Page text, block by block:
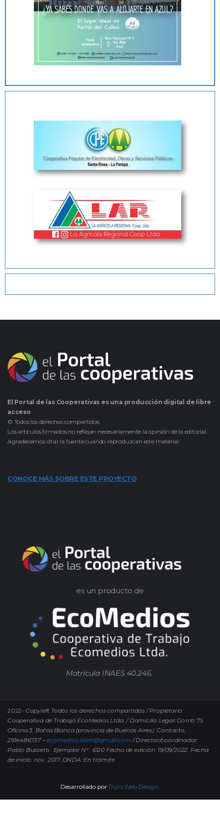
El Portal de las Cooperativas es una producción digital de libre
acceso
© Todos los derechos compartidos.
Los artículos firmados no reflejan necesariamente la opinión de la editorial.
Agradecemos citar la fuente cuando reproduzcan este material.
CONOCE MÁS SOBRE ESTE PROYECTO
es un producto de
Matrícula INAES 40.246.
2022- Copyleft Todos los derechos compartidos / Propietario:
Cooperativa de Trabajo EcoMedios Ltda. / Domicilio Legal: Gorriti 75.
Oficina 3. Bahía Blanca (provincia de Buenos Aires). Contacto.
2914486737 –ecomedios.adm@gmail.com / Director/coordinador:
Pablo Bussetti.. Ejemplar N° : 6120 Fecha de edición: 19/09/2022. Fecha
de inicio: nov. 2017. DNDA: En trámite
Desarrollado por Puro Web Design.